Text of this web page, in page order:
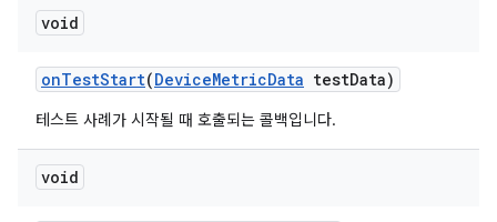
void
onTestStart(DeviceMetricData testData)
테스트 사례가 시작될 때 호출되는 콜백입니다.
void